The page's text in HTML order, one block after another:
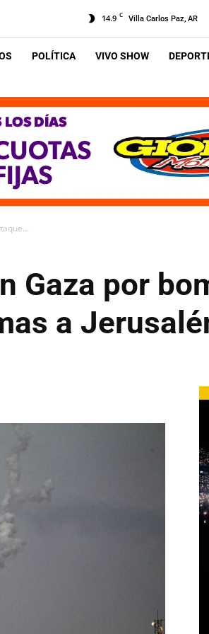
14.9 C Villa Carlos Paz, AR
POLÍTICA VIVO SHOW
Gaza por
a